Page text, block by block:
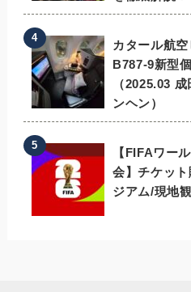
カタール航
B787-9新型
（2025.03
ンヘン）
【FIFAワー
会】チケッ
ジアム/現地